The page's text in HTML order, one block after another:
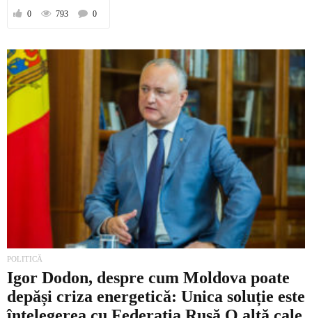
0 793 0
POLITICĂ
Igor Dodon, despre cum Moldova poate
depăși criza energetică: Unica soluție este